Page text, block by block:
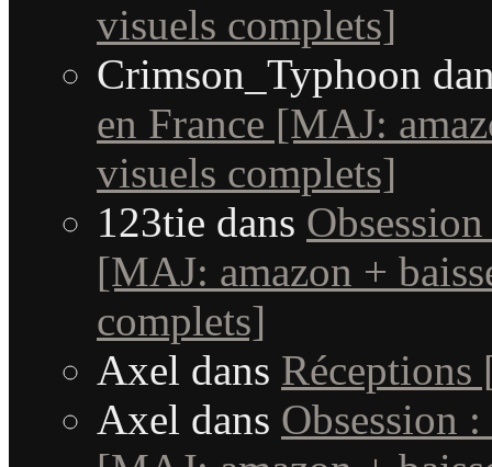
visuels complets]
Crimson_Typhoon
en France [MAJ:
visuels complets]
123tie dans
[MAJ: amazon +
complets]
Axel dans
Axel dans Obsession